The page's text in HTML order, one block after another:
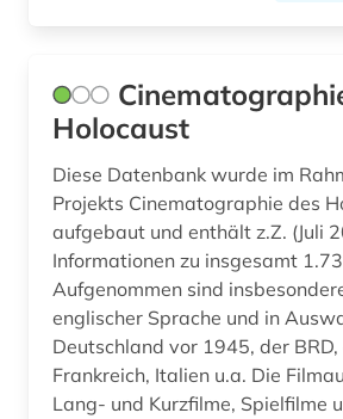
Holocaust
Diese Datenbank wurde im Rahmen des
Projekts Cinematographie des
aufgebaut und enthält z.Z. (Juli
Informationen zu insgesamt
Aufgenommen sind
englischer Sprache und in
Deutschland vor 1945, der BRD, der DDR,
Frankreich, Italien u.a. Die Filmauswahl umfaßt
Lang- und Kurzfilme, Spielfilme